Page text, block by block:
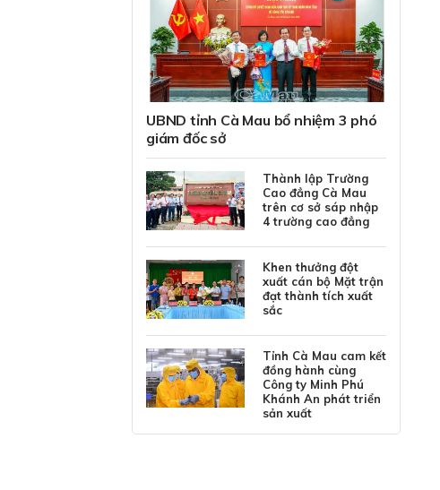
UBND tỉnh Cà Mau bổ nhiệm 3 phó
giám đốc sở
Thành lập Trường
Cao đẳng Cà Mau
trên cơ sở sáp nhập
4 trường cao đẳng
Khen thưởng đột
xuất cán bộ Mặt trận
đạt thành tích xuất
sắc
Tỉnh Cà Mau cam kết
đồng hành cùng
Công ty Minh Phú
Khánh An phát triển
sản xuất